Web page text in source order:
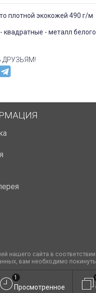
плотной экокожей 490 г/м
квадратные - металл
ДРУЗЬЯМ!
нашего сайта в соответствии
вам необходимо
Просмотренное
1